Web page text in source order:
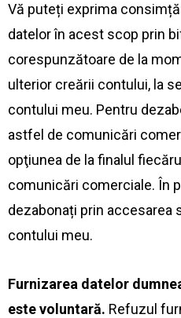
Vă puteți exprima
datelor în acest scop prin
corespunzătoare de la
ulterior creării contului, la
contului meu. Pentru
astfel de comunicări
opţiunea de la finalul
comunicări comerciale. În
dezabonați prin accesarea
contului meu.
Furnizarea datelor
este voluntară. Refuzul